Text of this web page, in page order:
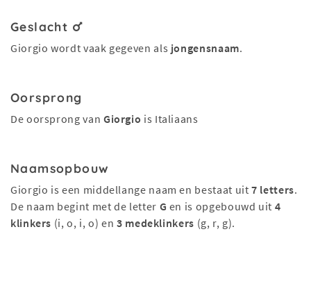
Geslacht
Giorgio wordt vaak gegeven als jongensnaam.
Oorsprong
De oorsprong van Giorgio is Italiaans
Naamsopbouw
Giorgio is een middellange naam en bestaat uit7 letters.
De naam begint met de letter G en is opgebouwd uit 4
klinkers (i, o, i, o) en3 medeklinkers (g, r, g).